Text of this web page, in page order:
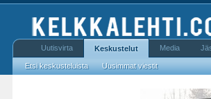
Uutisvirta Keskustelut
Etsi keskusteluista Uusimmat viestit
Media